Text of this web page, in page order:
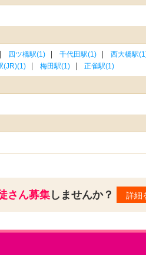
四ツ橋駅(1) 千代田駅(1)
西大橋駅
(JR)(1) 梅田駅(1) 正雀駅(1)
さん募集しませんか？ 詳細